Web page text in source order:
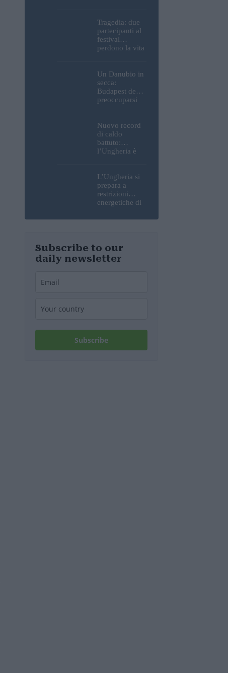
Buda e della
Cittadella
verranno
spente
Tragedia: due
partecipanti al
festival
perdono la vita
Ungheria
Un Danubio in
secca:
Budapest deve
preoccuparsi
mento idrico?
Un esperto
mette in luce
un fatto
Nuovo record
di caldo
battuto:
l’Ungheria è
d’Europa
L’Ungheria si
prepara a
restrizioni
energetiche di
centrale
chiudere
questo fine
settimana
Subscribe to our
daily newsletter
Subscribe